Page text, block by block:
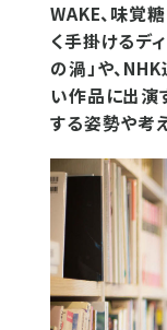
WAKE、味覚
く手掛けるデ
の渦」や、
い作品に出演
する姿勢や考